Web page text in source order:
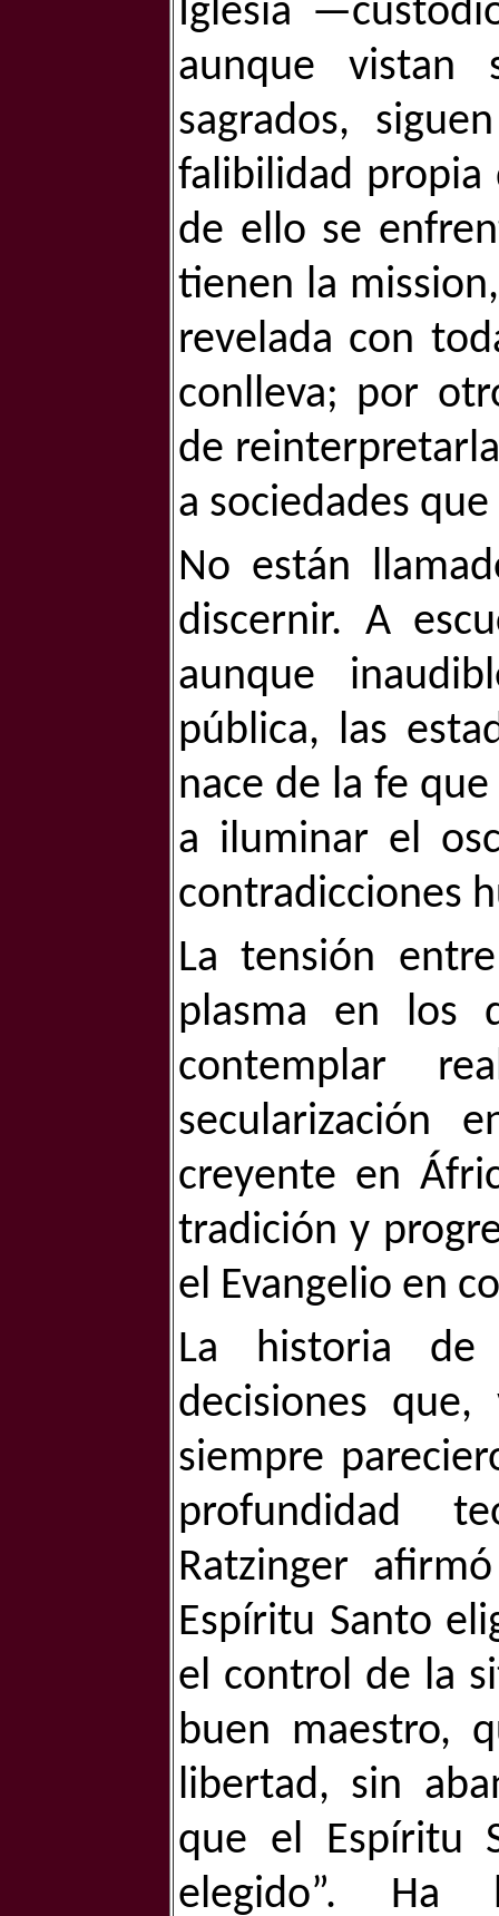
Iglesia
aunque vistan
sagrados,
falibilidad propia
de ello se
tienen la
revelada con
conlleva; por
de
a sociedades
No están
discernir. A
aunque
pública, las
nace de la fe
a iluminar el
contradicciones
La tensión
plasma en los
contemplar
secularización
creyente en
tradición y
el Evangelio en
La historia de
decisiones
siempre
profundidad
Ratzinger
Espíritu Santo
el control de la
buen maestro,
libertad, sin
que el Espíritu
elegido”. Ha